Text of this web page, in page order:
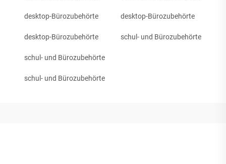
desktop-Bürozubehörte desktop-Bürozubehörte
desktop-Bürozubehörte schul- und Bürozubehörte
schul- und Bürozubehörte
schul- und Bürozubehörte